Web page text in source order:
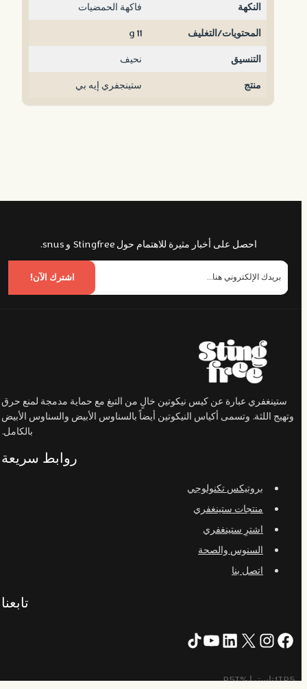
النكهة فاكهة الحمضيات
المحتويات/التغليف
التنسيق نحيف
منتج ستينجفري إيه بي
احصل على أخبار مثيرة للاهتمام حول Stingfree و snus.
اشترك الآن!
ستينغفري عبارة عن كيس نيكوتين خالٍ من التبغ مع حماية مدمجة لمنع حرق
وتهيج اللثة. وتسمى أكياس النيكوتين أيضاً بالسناوس الأبيض والسناوس الأبيض
بالكامل.
روابط سريعة
بروتيكس تكنولوجي
منتجات ستينغفري
اشترِ ستينغفري
السنوس والصحة
اتصل بنا
تابعنا
فيسبوك
انستقرام
X لينكد إنيوتيوب
تيك توك
1TP5تاسترا %P5T